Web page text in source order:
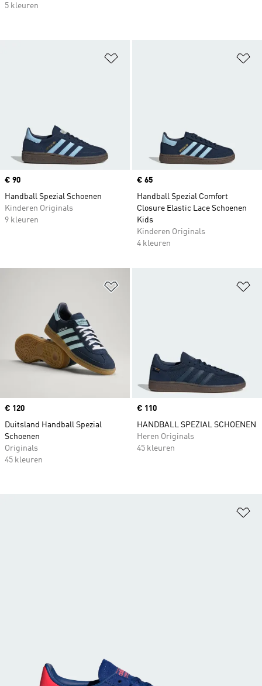
Price
€ 90
Handball Spezial Schoenen
Kinderen Originals
9 kleuren
Price
€ 65
Handball Spezial Comfort
Closure Elastic Lace Schoenen
Kids
Kinderen Originals
4 kleuren
Price
€ 120
Duitsland Handball Spezial
Schoenen
Originals
45 kleuren
Price
€ 110
HANDBALL SPEZIAL SCHOENEN
Heren Originals
45 kleuren
5 kleuren